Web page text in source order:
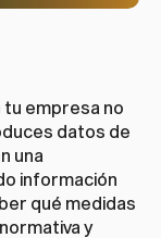
tu empresa no
datos de
una
información
qué medidas
y